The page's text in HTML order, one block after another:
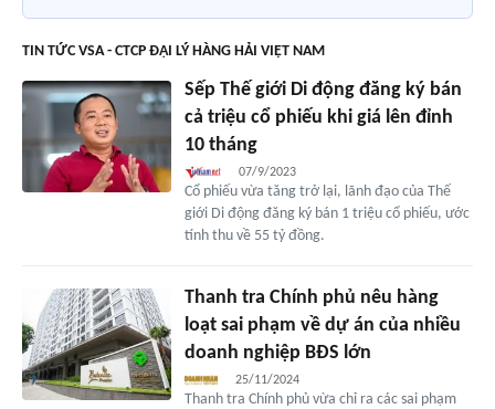
TIN TỨC VSA - CTCP ĐẠI LÝ HÀNG HẢI VIỆT NAM
Sếp Thế giới Di động đăng ký bán
cả triệu cổ phiếu khi giá lên đỉnh
10 tháng
07/9/2023
Cổ phiếu vừa tăng trở lại, lãnh đạo của Thế
giới Di động đăng ký bán 1 triệu cổ phiếu, ước
tính thu về 55 tỷ đồng.
Thanh tra Chính phủ nêu hàng
loạt sai phạm về dự án của nhiều
doanh nghiệp BĐS lớn
25/11/2024
Thanh tra Chính phủ vừa chỉ ra các sai phạm